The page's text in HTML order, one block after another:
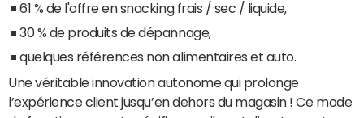
61 % de l'offre en snacking frais / sec / liquide,
30 % de produits de dépannage,
quelques références non alimentaires et auto.
Une véritable innovation autonome qui prolonge
l’expérience client jusqu’en dehors du magasin ! Ce mode